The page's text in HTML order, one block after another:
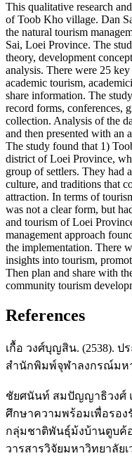
This qualitative research
of Toob Kho village. Dan
the natural tourism
Sai, Loei Province. The
theory, development
analysis. There were 25
academic tourism,
share information. The
record forms, conferences,
collection. Analysis of the
and then presented with an
The study found that 1)
district of Loei Province,
group of settlers. They had
culture, and traditions that
attraction. In terms of
was not a clear form, but
and tourism of Loei
management approach
the implementation. There
insights into tourism,
Then plan and share with
community tourism
References
เกื้อ วงศ์บุญสิน. (2538).
สำนักพิมพ์จุฬาลงกรณ์มห
ชัยศนันท์ สมปัญญาธิวงศ์ แ
ศึกษาความพร้อมเพื่อรอง
กลุ่มชาติพันธุ์ม้งบ้านตูบค้
วารสารวิจัยมหาวิทยาลัย